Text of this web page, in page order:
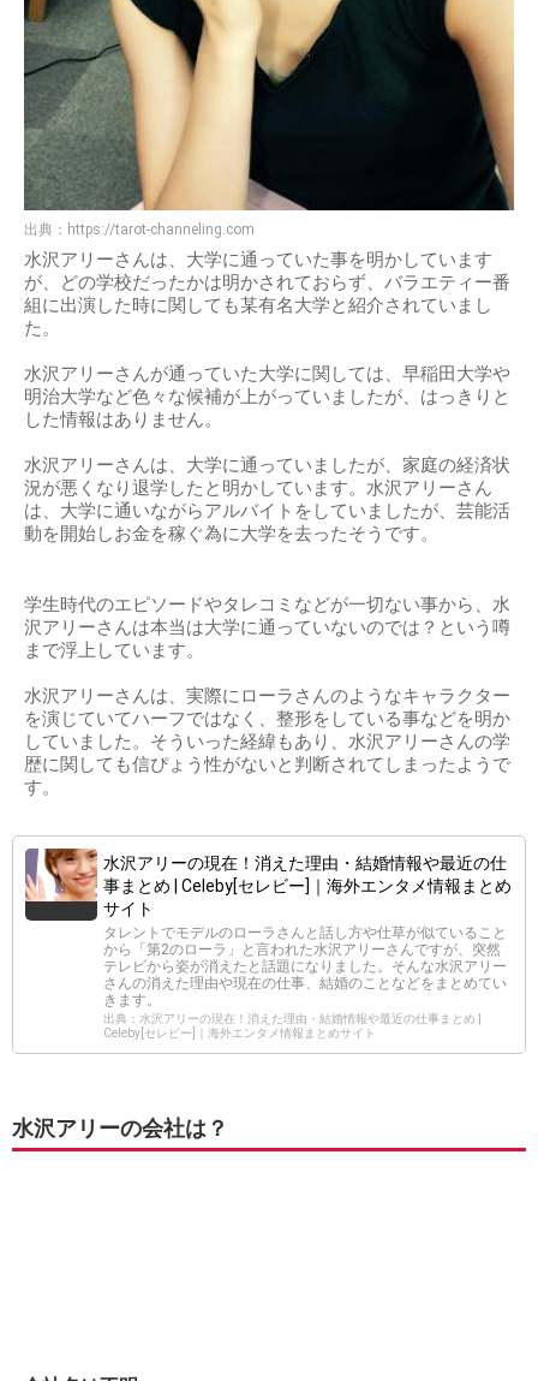
出典： https://tarot-channeling.com
水沢アリーさんは、大学に通っていた事を明かしています
が、どの学校だったかは明かされておらず、バラエティー番
組に出演した時に関しても某有名大学と紹介されていまし
た。
水沢アリーさんが通っていた大学に関しては、早稲田大学や
明治大学など色々な候補が上がっていましたが、はっきりと
した情報はありません。
水沢アリーさんは、大学に通っていましたが、家庭の経済状
況が悪くなり退学したと明かしています。水沢アリーさん
は、大学に通いながらアルバイトをしていましたが、芸能活
動を開始しお金を稼ぐ為に大学を去ったそうです。
学生時代のエピソードやタレコミなどが一切ない事から、水
沢アリーさんは本当は大学に通っていないのでは？という噂
まで浮上しています。
水沢アリーさんは、実際にローラさんのようなキャラクター
を演じていてハーフではなく、整形をしている事などを明か
していました。そういった経緯もあり、水沢アリーさんの学
歴に関しても信ぴょう性がないと判断されてしまったようで
す。
水沢アリーの現在！消えた理由・結婚情報や最近の仕
事まとめ | Celeby[セレビー]｜海外エンタメ情報まとめ
サイト
タレントでモデルのローラさんと話し方や仕草が似ていること
から「第2のローラ」と言われた水沢アリーさんですが、突然
テレビから姿が消えたと話題になりました。そんな水沢アリー
さんの消えた理由や現在の仕事、結婚のことなどをまとめてい
きます。
出典：水沢アリーの現在！消えた理由・結婚情報や最近の仕事まとめ |
Celeby[セレビー]｜海外エンタメ情報まとめサイト
水沢アリーの会社は？